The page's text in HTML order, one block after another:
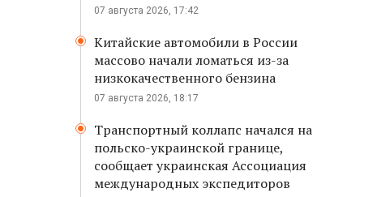
07 августа 2026, 17:42
Китайские автомобили в России
массово начали ломаться из-за
низкокачественного бензина
07 августа 2026, 18:17
Транспортный коллапс начался на
польско-украинской границе,
сообщает украинская Ассоциация
международных экспедиторов